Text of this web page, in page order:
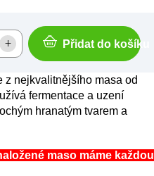
Přidat do košíku
z nejkvalitnějšího masa od
fermentace a uzení
hranatým tvarem a
maso máme každou